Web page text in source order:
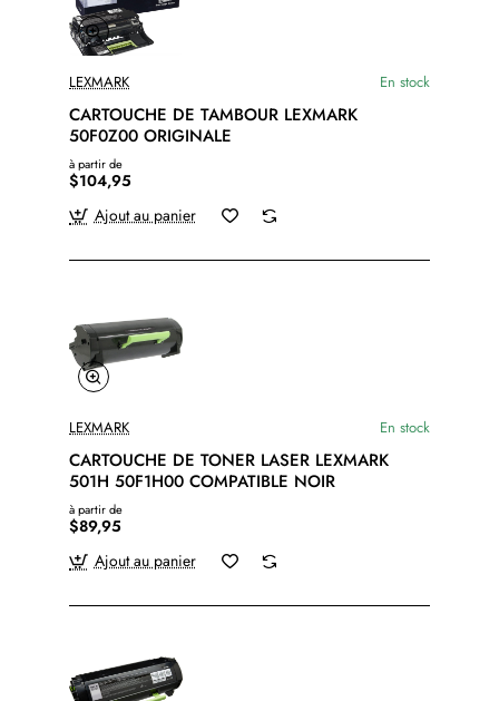
LEXMARK En stock
CARTOUCHE DE TAMBOUR LEXMARK
50F0Z00 ORIGINALE
à partir de
$104,95
Ajout au panier
LEXMARK En stock
CARTOUCHE DE TONER LASER LEXMARK
501H 50F1H00 COMPATIBLE NOIR
à partir de
$89,95
Ajout au panier